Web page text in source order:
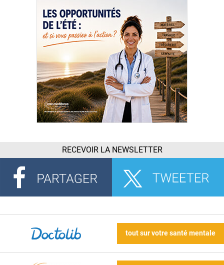
RECEVOIR LA NEWSLETTER
tout sur votre santé mentale